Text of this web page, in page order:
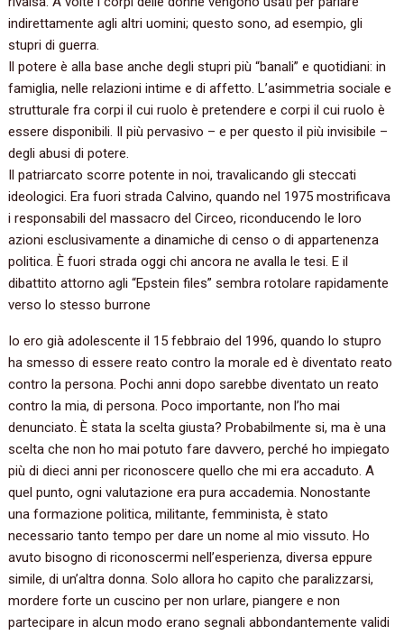
indirettamente agli altri uomini; questo sono, ad esempio, gli
stupri di guerra.
Il potere è alla base anche degli stupri più “banali” e quotidiani: in
famiglia, nelle relazioni intime e di affetto. L’asimmetria sociale e
strutturale fra corpi il cui ruolo è pretendere e corpi il cui ruolo è
essere disponibili. Il più pervasivo – e per questo il più invisibile –
degli abusi di potere.
Il patriarcato scorre potente in noi, travalicando gli steccati
ideologici. Era fuori strada Calvino, quando nel 1975 mostrificava
i responsabili del massacro del Circeo, riconducendo le loro
azioni esclusivamente a dinamiche di censo o di appartenenza
politica. È fuori strada oggi chi ancora ne avalla le tesi. E il
dibattito attorno agli “Epstein files” sembra rotolare rapidamente
verso lo stesso burrone
Io ero già adolescente il 15 febbraio del 1996, quando lo stupro
ha smesso di essere reato contro la morale ed è diventato reato
contro la persona. Pochi anni dopo sarebbe diventato un reato
contro la mia, di persona. Poco importante, non l’ho mai
denunciato. È stata la scelta giusta? Probabilmente si, ma è una
scelta che non ho mai potuto fare davvero, perché ho impiegato
più di dieci anni per riconoscere quello che mi era accaduto. A
quel punto, ogni valutazione era pura accademia. Nonostante
una formazione politica, militante, femminista, è stato
necessario tanto tempo per dare un nome al mio vissuto. Ho
avuto bisogno di riconoscermi nell’esperienza, diversa eppure
simile, di un’altra donna. Solo allora ho capito che paralizzarsi,
mordere forte un cuscino per non urlare, piangere e non
partecipare in alcun modo erano segnali abbondantemente validi